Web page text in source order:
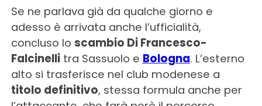
Se ne parlava già da qualche giorno e
adesso è arrivata anche l’ufficialità,
concluso lo scambio Di Francesco-
Falcinellitra Sassuolo e Bologna. L’esterno
alto si trasferisce nel club modenese a
titolo definitivo, stessa formula anche per